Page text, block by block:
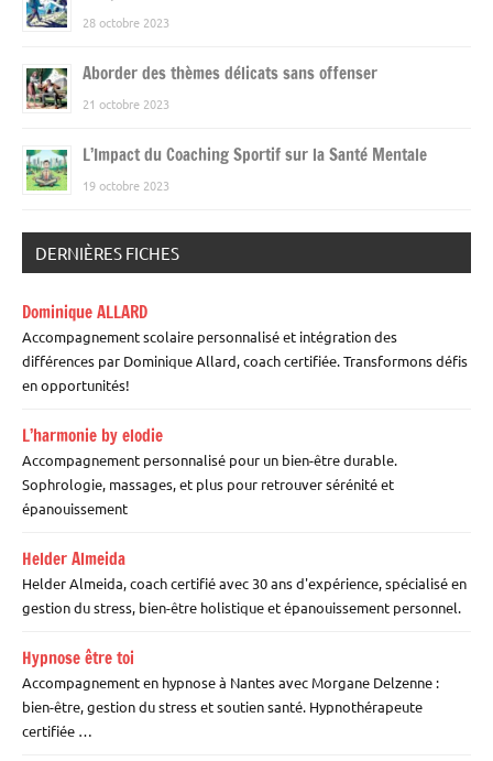
28 octobre 2023
Aborder des thèmes délicats sans offenser
21 octobre 2023
L’Impact du Coaching Sportif sur la Santé Mentale
19 octobre 2023
DERNIÈRES FICHES
Dominique ALLARD
Accompagnement scolaire personnalisé et intégration des
différences par Dominique Allard, coach certifiée. Transformons défis
en opportunités!
L’harmonie by elodie
Accompagnement personnalisé pour un bien-être durable.
Sophrologie, massages, et plus pour retrouver sérénité et
épanouissement
Helder Almeida
Helder Almeida, coach certifié avec 30 ans d'expérience, spécialisé en
gestion du stress, bien-être holistique et épanouissement personnel.
Hypnose être toi
Accompagnement en hypnose à Nantes avec Morgane Delzenne :
bien-être, gestion du stress et soutien santé. Hypnothérapeute
certifiée …